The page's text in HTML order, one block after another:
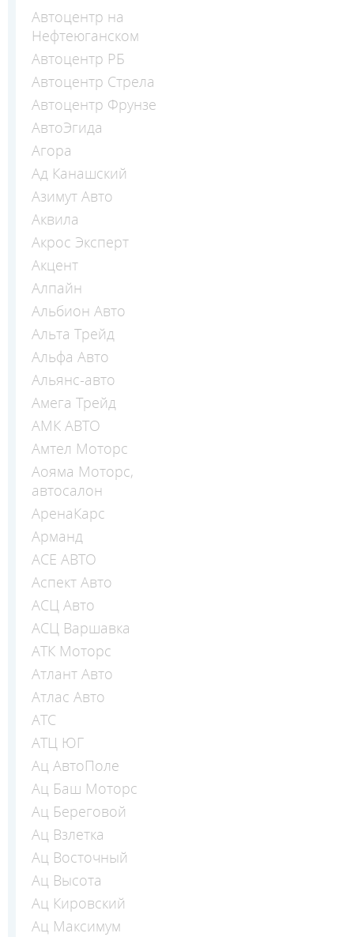
Автоцентр на
Нефтеюганском
Автоцентр РБ
Автоцентр Стрела
Автоцентр Фрунзе
АвтоЭгида
Агора
Ад Канашский
Азимут Авто
Аквила
Акрос Эксперт
Акцент
Алпайн
Альбион Авто
Альта Трейд
Альфа Авто
Альянс-авто
Амега Трейд
АМК АВТО
Амтел Моторс
Аояма Моторс,
автосалон
АренаКарс
Арманд
АСЕ АВТО
Аспект Авто
АСЦ Авто
АСЦ Варшавка
АТК Моторс
Атлант Авто
Атлас Авто
АТС
АТЦ ЮГ
Ац АвтоПоле
Ац Баш Моторс
Ац Береговой
Ац Взлетка
Ац Восточный
Ац Высота
Ац Кировский
Ац Максимум